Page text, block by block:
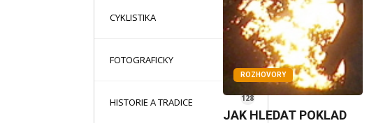
CYKLISTIKA 16
FOTOGRAFICKY
HISTORIE A TRADICE 128
ROZHOVORY
JAK HLEDAT POKLAD